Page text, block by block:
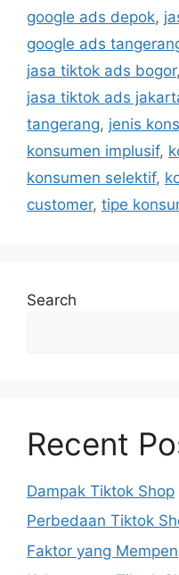
google ads depok,
google ads
jasa tiktok ads bogor,
jasa tiktok ads
tangerang, jenis
konsumen implusif,
konsumen selektif,
customer, tipe
Search
Recent
Dampak Tiktok Shop
Perbedaan Tiktok
Faktor yang